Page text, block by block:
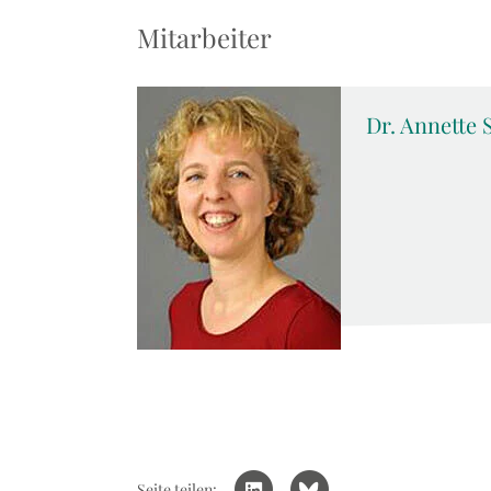
Mitarbeiter
Dr. Annette